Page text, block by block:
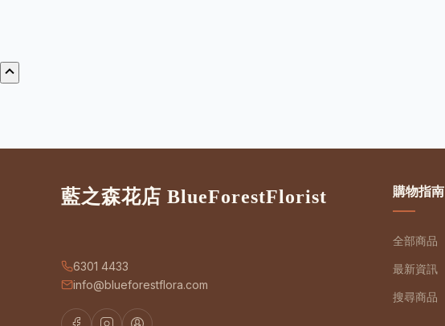
藍之森花店 BlueForestFlorist
6301 4433
info@blueforestflora.com
購物指南
全部商品
最新資訊
搜尋商品